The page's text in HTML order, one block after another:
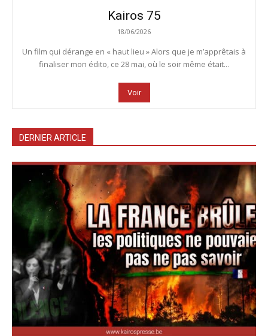
Kairos 75
18/06/2026
Un film qui dérange en « haut lieu » Alors que je m’apprêtais à
finaliser mon édito, ce 28 mai, où le soir même était...
Voir
DERNIER ARTICLE